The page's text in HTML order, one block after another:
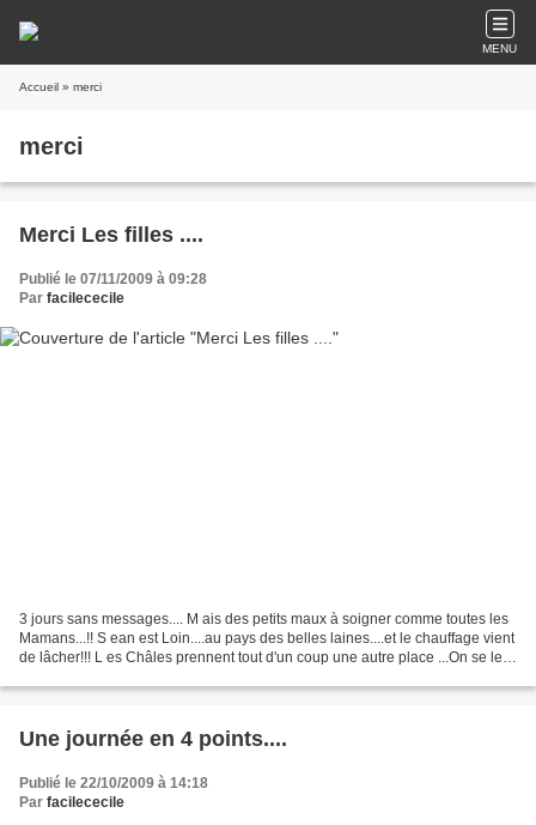
MENU
Accueil » merci
merci
Merci Les filles ....
Publié le 07/11/2009 à 09:28
Par facilececile
3 jours sans messages.... M ais des petits maux à soigner comme toutes les
Mamans...!! S ean est Loin....au pays des belles laines....et le chauffage vient
de lâcher!!! L es Châles prennent tout d'un coup une autre place ...On se les
Une journée en 4 points....
Publié le 22/10/2009 à 14:18
Par facilececile